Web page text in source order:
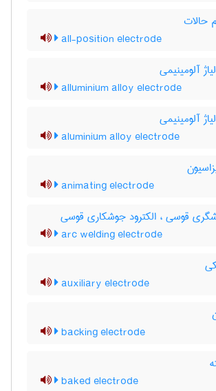
حالات
all-position electrode
آلومینیمی
alluminium alloy electrode
آلومینیمی
aluminium alloy electrode
animating electrode
قوسی ، الکترود جوشکاری قوسی
arc welding electrode
auxiliary electrode
backing electrode
baked electrode